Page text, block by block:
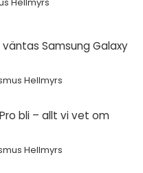
Samsung Galaxy
Hellmyrs
bli – allt vi vet om
Hellmyrs